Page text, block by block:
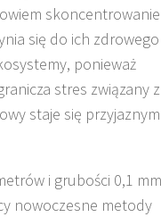
skoncentrowanie
się do ich zdrowego
ponieważ
stres związany z
staje się przyjaznym
i grubości 0,1 mm
nowoczesne metody